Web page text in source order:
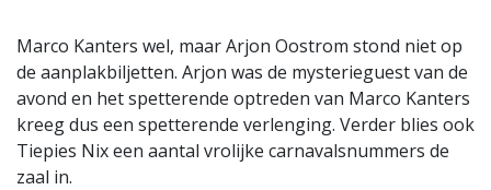
Marco Kanters wel, maar Arjon Oostrom stond niet op
de aanplakbiljetten. Arjon was de mysterieguest van de
avond en het spetterende optreden van Marco Kanters
kreeg dus een spetterende verlenging. Verder blies ook
Tiepies Nix een aantal vrolijke carnavalsnummers de
zaal in.